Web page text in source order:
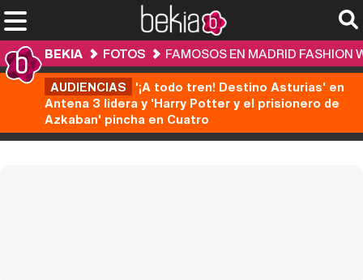
BEKIA FOTOS
FAMOSOS EN MADRID FASHION
AUDIENCIAS '¡A todo tren! Destino Asturias' en
Antena 3 lidera y 'Harry Potter y el prisionero de
Azkaban' pincha en Cuatro